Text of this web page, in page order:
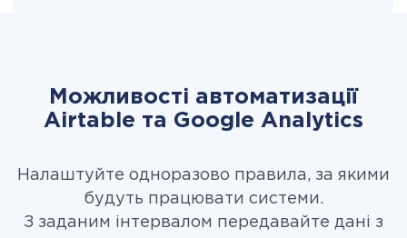
Можливості автоматизації
Airtable та Google Analytics
Налаштуйте одноразово правила, за якими
будуть працювати системи.
З заданим інтервалом передавайте дані з